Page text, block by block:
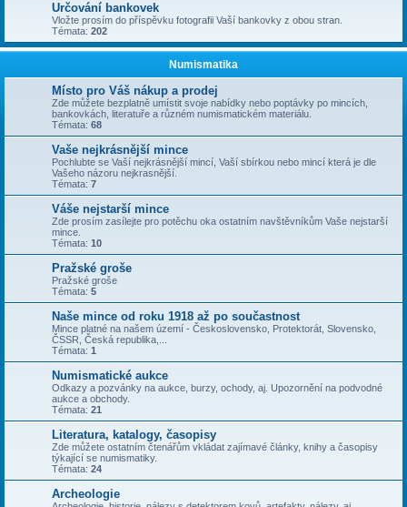
Určování bankovek
Vložte prosím do příspěvku fotografii Vaší bankovky z obou stran.
Témata: 202
Numismatika
Místo pro Váš nákup a prodej
Zde můžete bezplatně umístit svoje nabídky nebo poptávky po mincích,
bankovkách, literatuře a různém numismatickém materiálu.
Témata: 68
Vaše nejkrásnější mince
Pochlubte se Vaší nejkrásnější mincí, Vaší sbírkou nebo mincí která je dle
Vašeho názoru nejkrasnější.
Témata: 7
Váše nejstarší mince
Zde prosím zasílejte pro potěchu oka ostatním navštěvníkům Vaše nejstarší
mince.
Témata: 10
Pražské groše
Pražské groše
Témata: 5
Naše mince od roku 1918 až po součastnost
Mince platné na našem území - Československo, Protektorát, Slovensko,
ČSSR, Česká republika,...
Témata: 1
Numismatické aukce
Odkazy a pozvánky na aukce, burzy, ochody, aj. Upozornění na podvodné
aukce a obchody.
Témata: 21
Literatura, katalogy, časopisy
Zde můžete ostatním čtenářům vkládat zajímavé články, knihy a časopisy
týkající se numismatiky.
Témata: 24
Archeologie